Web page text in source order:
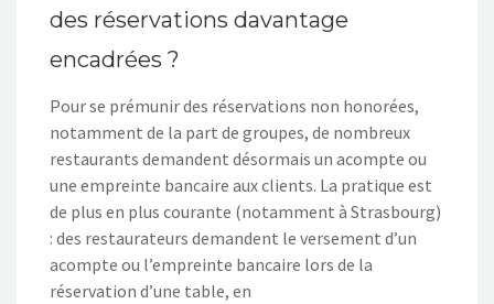
des réservations davantage
encadrées ?
Pour se prémunir des réservations non honorées,
notamment de la part de groupes, de nombreux
restaurants demandent désormais un acompte ou
une empreinte bancaire aux clients. La pratique est
de plus en plus courante (notamment à Strasbourg)
: des restaurateurs demandent le versement d’un
acompte ou l’empreinte bancaire lors de la
réservation d’une table, en